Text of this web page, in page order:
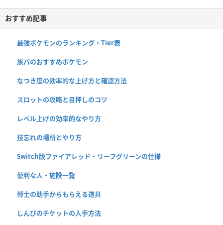
おすすめ記事
最強ポケモンのランキング・Tier表
旅パのおすすめポケモン
なつき度の効率的な上げ方と確認方法
スロットの攻略と目押しのコツ
レベル上げの効率的なやり方
技忘れの場所とやり方
Switch版ファイアレッド・リーフグリーンの仕様
便利な人・施設一覧
博士の助手からもらえる道具
しんぴのチケットの入手方法